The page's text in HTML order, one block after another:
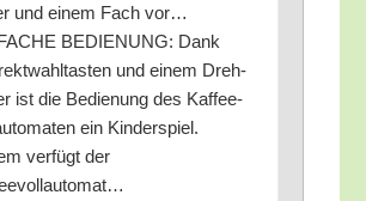
und einem Fach vor…
BEDIENUNG: Dank
und einem Dreh­
ist die Bedie­nung des Kaf­fee­
ein Kin­der­spiel.
ver­fügt der